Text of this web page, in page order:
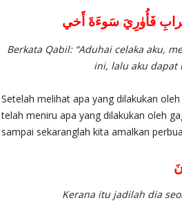
فَأُوٰرِيَ سَوءَةَ أَخي
Berkata Qabil: “Aduhai celaka aku,
ini, lalu aku dapat
Setelah melihat apa yang dilakukan
telah meniru apa yang dilakukan oleh
sampai sekaranglah kita amalkan
Kerana itu jadilah dia